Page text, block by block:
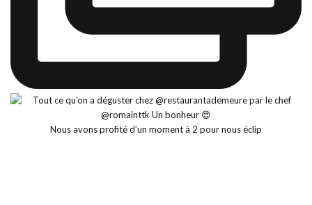
Nous avons profité d’un moment à 2 pour nous éclip